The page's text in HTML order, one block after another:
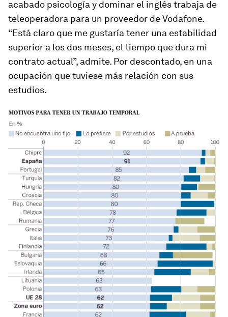
acabado psicología y dominar el inglés trabaja de
teleoperadora para un proveedor de Vodafone.
“Está claro que me gustaría tener una estabilidad
superior a los dos meses, el tiempo que dura mi
contrato actual”, admite. Por descontado, en una
ocupación que tuviese más relación con sus
estudios.